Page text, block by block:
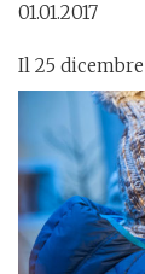
01.01.2017
Il 25